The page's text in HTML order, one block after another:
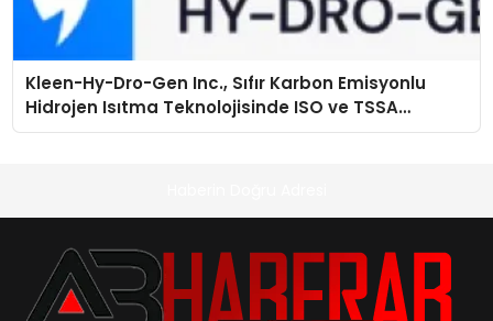
Kleen-Hy-Dro-Gen Inc., Sıfır Karbon Emisyonlu
Hidrojen Isıtma Teknolojisinde ISO ve TSSA
Düzenleyici Onaylarını Aldı